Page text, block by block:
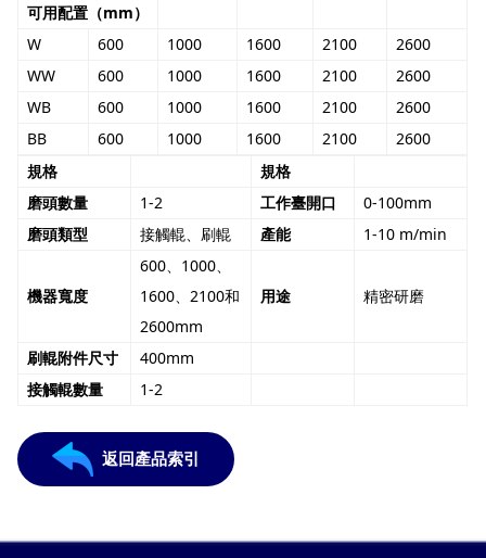
可用配置（mm）
W
600 1000 1600 2100
2600
WW
600 1000 1600 2100
2600
WB
600 1000 1600 2100
2600
BB
600 1000 1600 2100
2600
規格
規格
磨頭數量
1-2 工作臺開口
0-100mm
磨頭類型
接觸輥、刷輥 產能 1-10 m/min
機器寬度
600、1000、
1600、2100和
2600mm
用途 精密研磨
刷輥附件尺寸
400mm
接觸輥數量
1-2
返回產品索引